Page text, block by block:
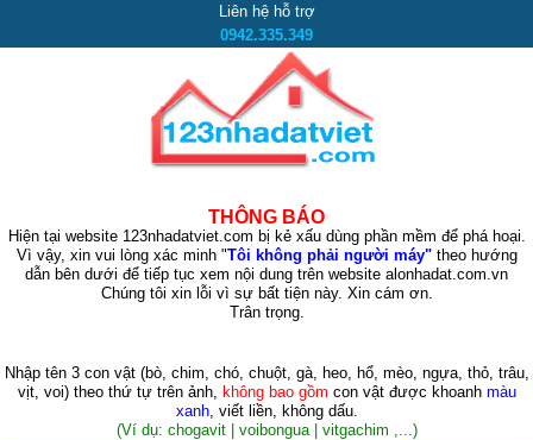
Liên hệ hỗ trợ
0942.335.349
THÔNG BÁO
Hiện tại website 123nhadatviet.com bị kẻ xấu dùng phần mềm để phá hoại.
Vì vậy, xin vui lòng xác minh "Tôi không phải người máy"theo hướng
dẫn bên dưới để tiếp tục xem nội dung trên website alonhadat.com.vn
Chúng tôi xin lỗi vì sự bất tiện này. Xin cám ơn.
Trân trọng.
Nhập tên 3 con vật (bò, chim, chó, chuột, gà, heo, hổ, mèo, ngựa, thỏ, trâu,
vịt, voi)theo thứ tự trên ảnh, không bao gồm con vật được khoanh màu
xanh, viết liền, không dấu.
(Ví dụ: chogavit | voibongua | vitgachim ,...)